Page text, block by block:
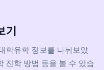
기
학유학 정보를 나눠보았
진학 방법 등을 볼 수 있습